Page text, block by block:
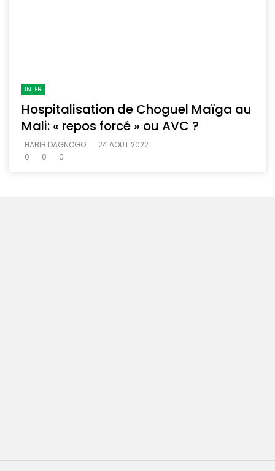
INTER
Hospitalisation de Choguel Maïga au
Mali: « repos forcé » ou AVC ?
HABIB DAGNOGO
24 AOÛT 2022
0
0 0